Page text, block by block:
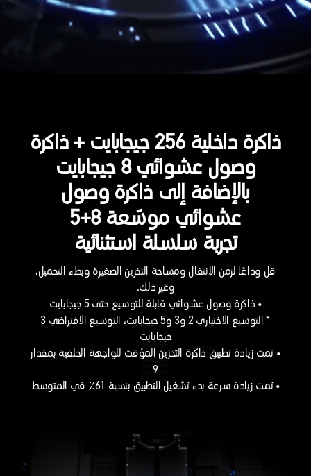
ذاكرة داخلية 256 جيجابايت + ذاكرة
وصول عشوائي 8 جيجابايت
بالإضافة إلى ذاكرة وصول
عشوائي موسّعة 8+5
تجربة سلسلة استثنائية
قل وداعًا لزمن الانتقال ومساحة التخزين الصغيرة وبطء التحميل،
وغير ذلك.
• ذاكرة وصول عشوائي قابلة للتوسيع حتى 5 جيجابايت
* التوسيع الاختياري 2 و3 و5 جيجابايت، التوسيع الافتراضي 3
جيجابايت
• تمت زيادة تطبيق ذاكرة التخزين المؤقت للواجهة الخلفية بمقدار
9
• تمت زيادة سرعة بدء تشغيل التطبيق بنسبة 61٪ في المتوسط